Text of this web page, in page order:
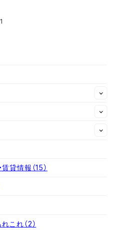
賃貸情報 （15）
これ（2）